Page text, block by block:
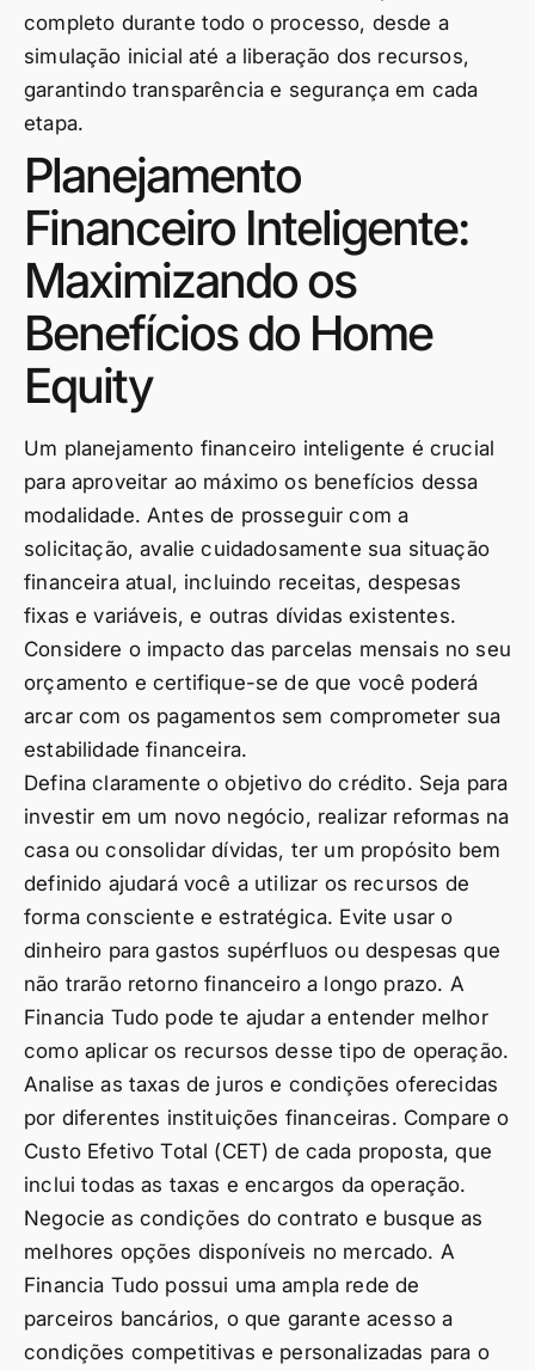
completo durante todo o processo, desde a
simulação inicial até a liberação dos recursos,
garantindo transparência e segurança em cada
etapa.
Planejamento
Financeiro Inteligente:
Maximizando os
Benefícios do Home
Equity
Um planejamento financeiro inteligente é crucial
para aproveitar ao máximo os benefícios dessa
modalidade. Antes de prosseguir com a
solicitação, avalie cuidadosamente sua situação
financeira atual, incluindo receitas, despesas
fixas e variáveis, e outras dívidas existentes.
Considere o impacto das parcelas mensais no seu
orçamento e certifique-se de que você poderá
arcar com os pagamentos sem comprometer sua
estabilidade financeira.
Defina claramente o objetivo do crédito. Seja para
investir em um novo negócio, realizar reformas na
casa ou consolidar dívidas, ter um propósito bem
definido ajudará você a utilizar os recursos de
forma consciente e estratégica. Evite usar o
dinheiro para gastos supérfluos ou despesas que
não trarão retorno financeiro a longo prazo. A
Financia Tudo pode te ajudar a entender melhor
como aplicar os recursos desse tipo de operação.
Analise as taxas de juros e condições oferecidas
por diferentes instituições financeiras. Compare o
Custo Efetivo Total (CET) de cada proposta, que
inclui todas as taxas e encargos da operação.
Negocie as condições do contrato e busque as
melhores opções disponíveis no mercado. A
Financia Tudo possui uma ampla rede de
parceiros bancários, o que garante acesso a
condições competitivas e personalizadas para o